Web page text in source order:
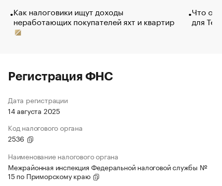
Как налоговики ищут доходы
неработающих покупателей яхт и квартир
Что
для
Регистрация ФНС
Дата регистрации
14 августа 2025
Код налогового органа
2536
Наименование налогового органа
Межрайонная инспекция Федеральной налоговой службы №
15 по Приморскому краю